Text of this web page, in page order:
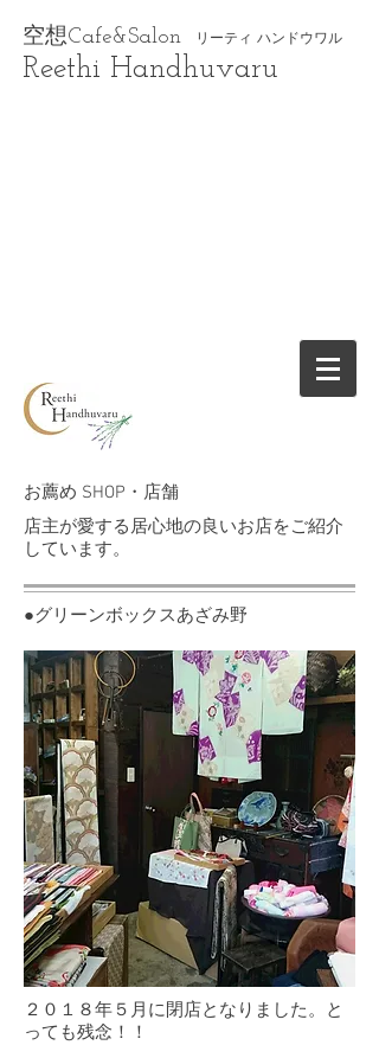
空想Cafe&Salon リーティ ハンドウワル
Reethi Handhuvaru
​お薦め SHOP・店舗
​店主が愛する居心地の良いお店をご紹介
しています。
●グリーンボックスあざみ野
２０１８年５月に閉店となりました。と
っても残念！！